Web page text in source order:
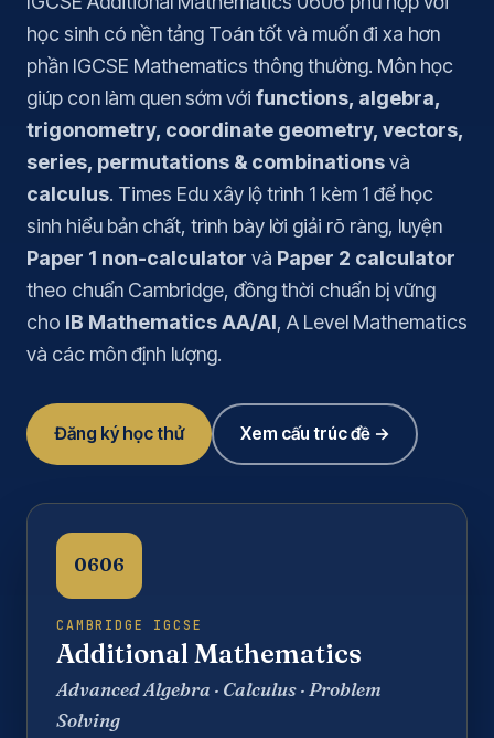
học sinh có nền tảng Toán tốt và muốn đi xa hơn
phần IGCSE Mathematics thông thường. Môn học
giúp con làm quen sớm với functions, algebra,
trigonometry, coordinate geometry, vectors,
series, permutations & combinationsvà
calculus. Times Edu xây lộ trình 1 kèm 1 để học
sinh hiểu bản chất, trình bày lời giải rõ ràng, luyện
Paper 1 non-calculator và Paper 2 calculator
theo chuẩn Cambridge, đồng thời chuẩn bị vững
cho IB Mathematics AA/AI, A Level Mathematics
và các môn định lượng.
Đăng ký học thử Xem cấu trúc đề →
0606
CAMBRIDGE IGCSE
Additional Mathematics
Advanced Algebra · Calculus · Problem
Solving